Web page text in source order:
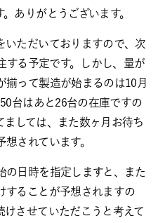
ありがとうございます。
いただいておりますので、次
する予定です。しかし、量が
揃って製造が始まるのは10月
台はあと26台の在庫ですの
しては、また数ヶ月お待ち
されています。
の日時を指定しますと、また
することが予想されますの
させていただこうと考えて